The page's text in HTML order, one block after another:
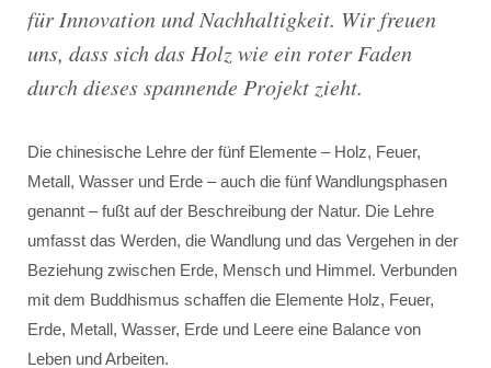
für Innovation und Nachhaltigkeit. Wir freuen
uns, dass sich das Holz wie ein roter Faden
durch dieses spannende Projekt zieht.
Die chinesische Lehre der fünf Elemente – Holz, Feuer,
Metall, Wasser und Erde – auch die fünf Wandlungsphasen
genannt – fußt auf der Beschreibung der Natur. Die Lehre
umfasst das Werden, die Wandlung und das Vergehen in der
Beziehung zwischen Erde, Mensch und Himmel. Verbunden
mit dem Buddhismus schaffen die Elemente Holz, Feuer,
Erde, Metall, Wasser, Erde und Leere eine Balance von
Leben und Arbeiten.